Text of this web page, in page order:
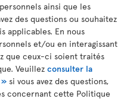
ainsi que les
des questions ou souhaitez
applicables. En nous
et/ou en interagissant
que ceux-ci soient traités
Veuillez consulter la
si vous avez des questions,
concernant cette Politique